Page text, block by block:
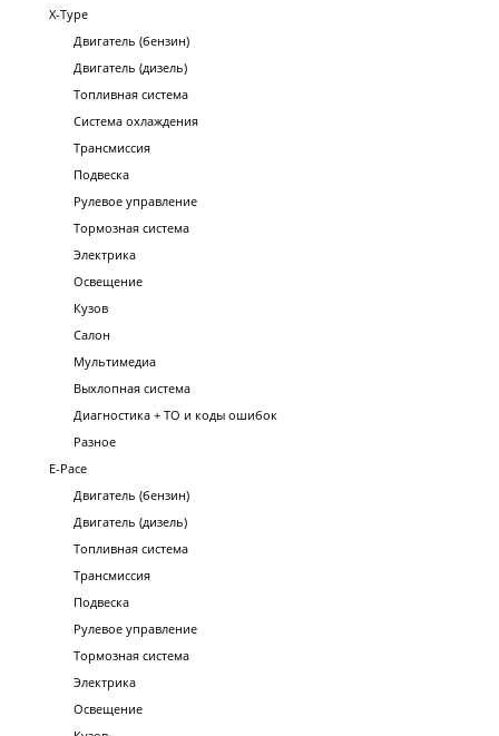
X-Type
Двигатель (бензин)
Двигатель (дизель)
Топливная система
Система охлаждения
Трансмиссия
Подвеска
Рулевое управление
Тормозная система
Электрика
Освещение
Кузов
Салон
Мультимедиа
Выхлопная система
Диагностика + ТО и коды ошибок
Разное
E-Pace
Двигатель (бензин)
Двигатель (дизель)
Топливная система
Трансмиссия
Подвеска
Рулевое управление
Тормозная система
Электрика
Освещение